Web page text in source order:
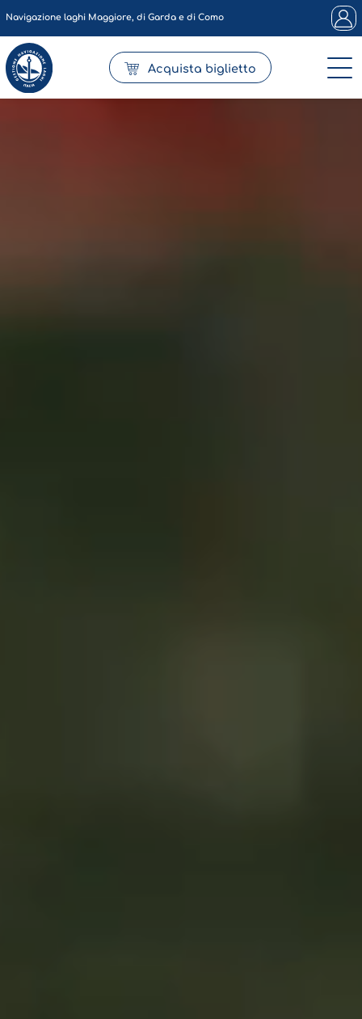
Navigazione laghi Maggiore, di Garda e di Como
Acquista biglietto